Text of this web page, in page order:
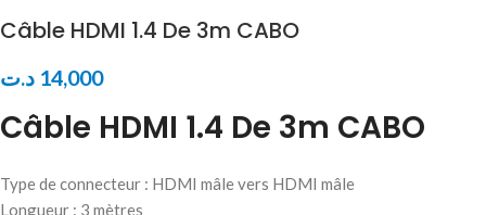
Câble HDMI 1.4 De 3m CABO
14,000 د.ت
Câble HDMI 1.4 De 3m CABO
Type de connecteur : HDMI mâle vers HDMI mâle
Longueur : 3 mètres